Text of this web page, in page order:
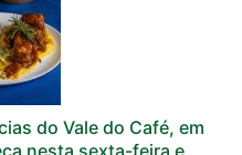
do Vale do Café, em